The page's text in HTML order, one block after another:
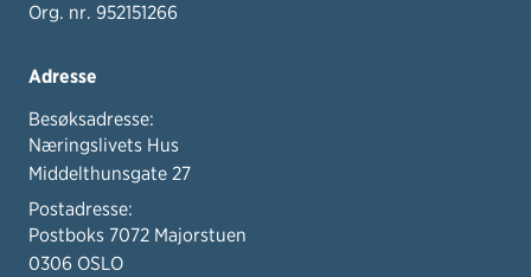
Org. nr. 952151266
Adresse
Besøksadresse:
Næringslivets Hus
Middelthunsgate 27
Postadresse:
Postboks 7072 Majorstuen
0306 OSLO